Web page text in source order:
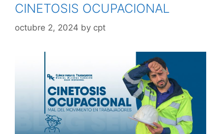
CINETOSIS OCUPACIONAL
octubre 2, 2024 by cpt